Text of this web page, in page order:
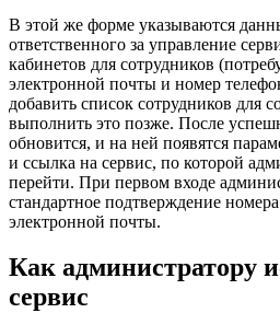
В этой же форме указываются
ответственного за управление
кабинетов для сотрудников
электронной почты и номер
добавить список сотрудников для
выполнить это позже. После
обновится, и на ней появятся
и ссылка на сервис, по которой
перейти. При первом входе
стандартное подтверждение
электронной почты.
Как администратору
сервис